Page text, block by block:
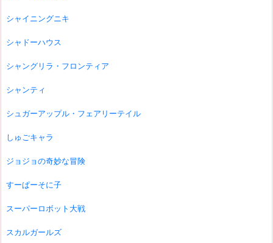
シャイニングニキ
シャドーハウス
シャングリラ・フロンティア
シャンティ
シュガーアップル・フェアリーテイル
しゅごキャラ
ジョジョの奇妙な冒険
すーぱーそに子
スーパーロボット大戦
スカルガールズ